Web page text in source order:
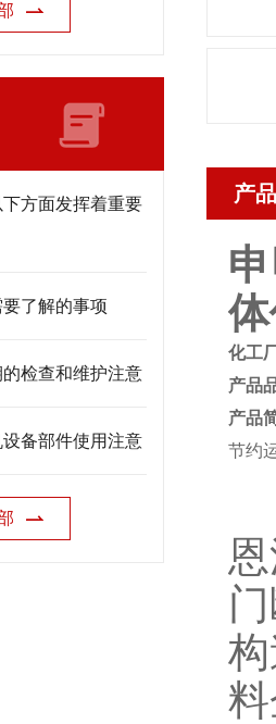
方面发挥着重要
了解的事项
检查和维护注意
备部件使用注意
产
化工
产品
产品
节约